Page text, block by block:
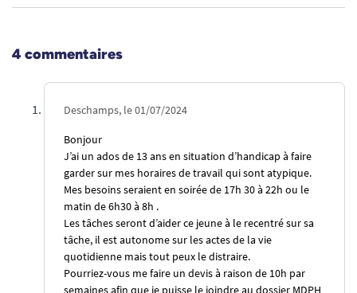
4 commentaires
Deschamps, le 01/07/2024
Bonjour
J’ai un ados de 13 ans en situation d’handicap à faire
garder sur mes horaires de travail qui sont atypique.
Mes besoins seraient en soirée de 17h 30 à 22h ou le
matin de 6h30 à 8h .
Les tâches seront d’aider ce jeune à le recentré sur sa
tâche, il est autonome sur les actes de la vie
quotidienne mais tout peux le distraire.
Pourriez-vous me faire un devis à raison de 10h par
semaines afin que je puisse le joindre au dossier MDPH